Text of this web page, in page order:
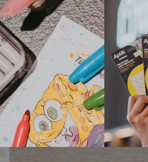
Kids